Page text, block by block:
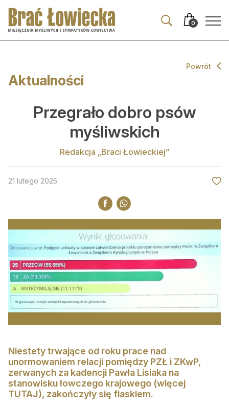
Przejdź
nawigacji
Przejdź
treści
0
Aktualności
Wydarzenia
Z zagranicy
Komentarze i opinie
Konkursy
Konkursy
Regulamin krzyżówki
Galeria
Kynologia łowiecka
Broń, amunicja, optyka i akcesoria
W myśliwskiej kuchni
Aktualności
Powrót
Przegrało dobro psów
myśliwskich
Redakcja „Braci Łowieckiej”
21 lutego 2025
Niestety trwające od roku prace nad
unormowaniem relacji pomiędzy PZŁ i ZKwP,
zerwanych za kadencji Pawła Lisiaka na
stanowisku łowczego krajowego (więcej
TUTAJ), zakończyły się fiaskiem.